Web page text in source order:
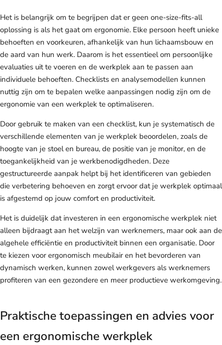
Het is belangrijk om te begrijpen dat er geen one-size-fits-all
oplossing is als het gaat om ergonomie. Elke persoon heeft unieke
behoeften en voorkeuren, afhankelijk van hun lichaamsbouw en
de aard van hun werk. Daarom is het essentieel om persoonlijke
evaluaties uit te voeren en de werkplek aan te passen aan
individuele behoeften. Checklists en analysemodellen kunnen
nuttig zijn om te bepalen welke aanpassingen nodig zijn om de
ergonomie van een werkplek te optimaliseren.
Door gebruik te maken van een checklist, kun je systematisch de
verschillende elementen van je werkplek beoordelen, zoals de
hoogte van je stoel en bureau, de positie van je monitor, en de
toegankelijkheid van je werkbenodigdheden. Deze
gestructureerde aanpak helpt bij het identificeren van gebieden
die verbetering behoeven en zorgt ervoor dat je werkplek optimaal
is afgestemd op jouw comfort en productiviteit.
Het is duidelijk dat investeren in een ergonomische werkplek niet
alleen bijdraagt aan het welzijn van werknemers, maar ook aan de
algehele efficiëntie en productiviteit binnen een organisatie. Door
te kiezen voor ergonomisch meubilair en het bevorderen van
dynamisch werken, kunnen zowel werkgevers als werknemers
profiteren van een gezondere en meer productieve werkomgeving.
Praktische toepassingen en advies voor
een ergonomische werkplek